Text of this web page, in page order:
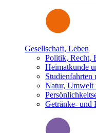
Gesellschaft, Leben
Politik, Recht,
Heimatkunde
Studienfahrten
Natur, Umwelt
Getränke- und